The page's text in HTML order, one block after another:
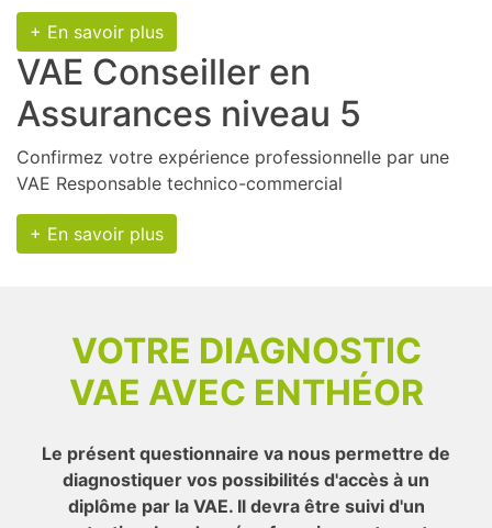
+ En savoir plus
VAE Conseiller en
Assurances niveau 5
Confirmez votre expérience professionnelle par une
VAE Responsable technico-commercial
+ En savoir plus
VOTRE DIAGNOSTIC
VAE AVEC ENTHÉOR
Le présent questionnaire va nous permettre de
diagnostiquer vos possibilités d'accès à un
diplôme par la VAE. Il devra être suivi d'un